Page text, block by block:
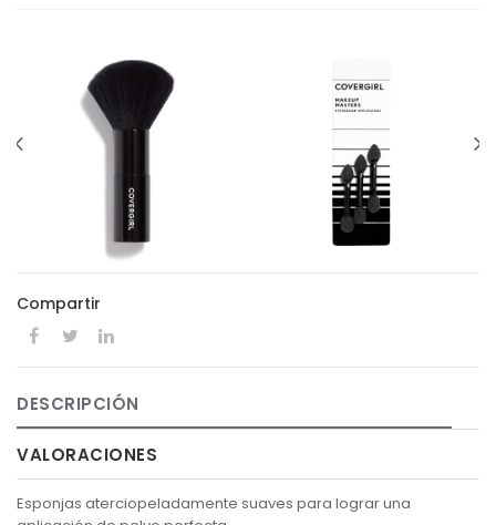
Compartir
DESCRIPCIÓN
VALORACIONES
Esponjas aterciopeladamente suaves para lograr una